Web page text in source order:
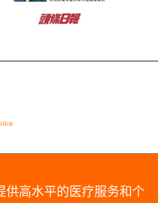
供高水平的医疗服务和个